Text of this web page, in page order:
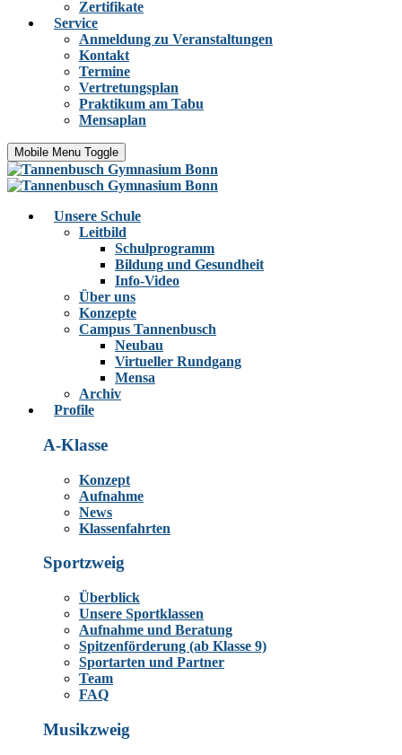
Zertifikate
Service
Anmeldung zu Veranstaltungen
Kontakt
Termine
Vertretungsplan
Praktikum am Tabu
Mensaplan
Mobile Menu Toggle
Unsere Schule
Leitbild
Schulprogramm
Bildung und Gesundheit
Info-Video
Über uns
Konzepte
Campus Tannenbusch
Neubau
Virtueller Rundgang
Mensa
Archiv
Profile
A-Klasse
Konzept
Aufnahme
News
Klassenfahrten
Sportzweig
Überblick
Unsere Sportklassen
Aufnahme und Beratung
Spitzenförderung (ab Klasse 9)
Sportarten und Partner
Team
FAQ
Musikzweig